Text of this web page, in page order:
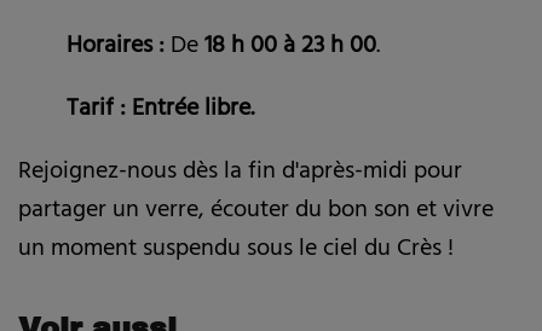
Horaires :De18 h 00 à 23 h 00.
Tarif : Entrée libre.
Rejoignez-nous dès la fin d'après-midi pour
partager un verre, écouter du bon son et vivre
un moment suspendu sous le ciel du Crès !